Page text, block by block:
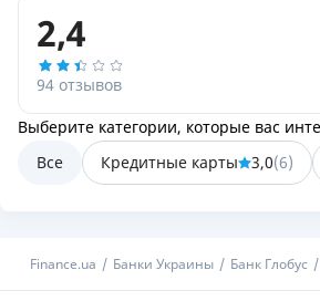
2,4
94 отзывов
Выберите категории, которые вас
Все
Кредитные карты 3,0(6)
Finance.ua Банки Украины Банк Глобус